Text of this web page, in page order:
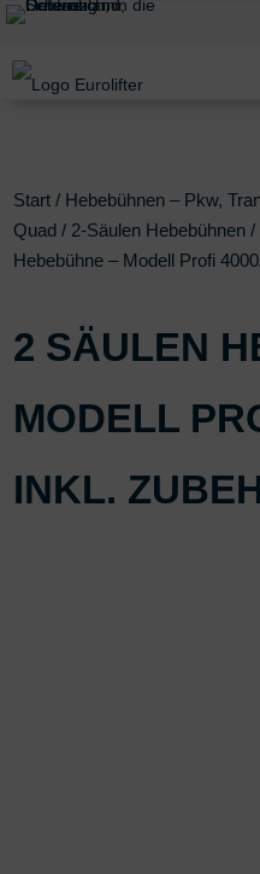
Start / Hebebühnen – Pkw,
Quad / 2-Säulen Hebebühnen /
Hebebühne – Modell Profi
2 SÄULEN
MODELL
INKL.